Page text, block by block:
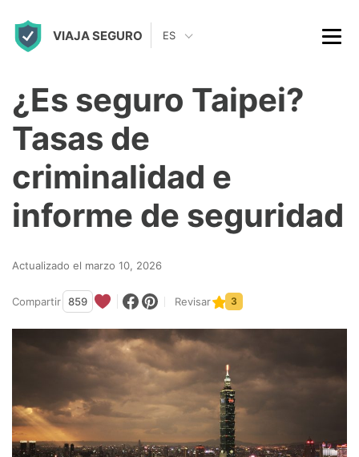
VIAJA SEGURO ES
¿Es seguro Taipei?
Tasas de
criminalidad e
informe de seguridad
Actualizado el marzo 10, 2026
Compartir 859 Revisar 3